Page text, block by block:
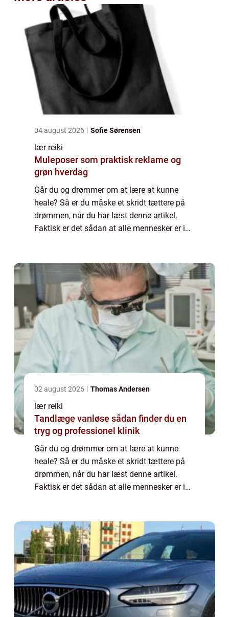
04 august 2026 Sofie Sørensen
lær reiki
Muleposer som praktisk reklame og
grøn hverdag
Går du og drømmer om at lære at kunne
heale? Så er du måske et skridt tættere på
drømmen, når du har læst denne artikel.
Faktisk er det sådan at alle mennesker er i
02 august 2026 Thomas Andersen
lær reiki
Tandlæge vanløse sådan finder du en
tryg og professionel klinik
Går du og drømmer om at lære at kunne
heale? Så er du måske et skridt tættere på
drømmen, når du har læst denne artikel.
Faktisk er det sådan at alle mennesker er i